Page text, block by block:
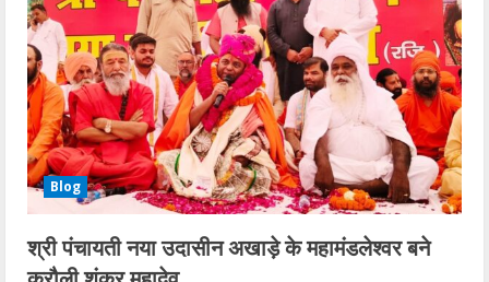
Blog
श्री पंचायती नया उदासीन अखाड़े के महामंडलेश्वर बने